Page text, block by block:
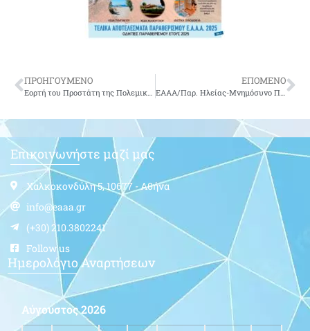
ΠΡΟΗΓΟΥΜΕΝΟ ΕΠΟΜΕΝΟ
ΕΑΑΑ/Παρ. Ηλείας-Μνημόσυνο Πεσόντων Αεροπόρων και Τεθνεώτων Μελών του Παραρτήματος
Επικοινωνήστε μαζί μας
Χαλκοκονδύλη 5, 10677 - Αθήνα
info@eaaa.gr
(+30) 210.3802241
Follow us
Ημερολόγιο Αναρτήσεων
Αύγουστος 2026